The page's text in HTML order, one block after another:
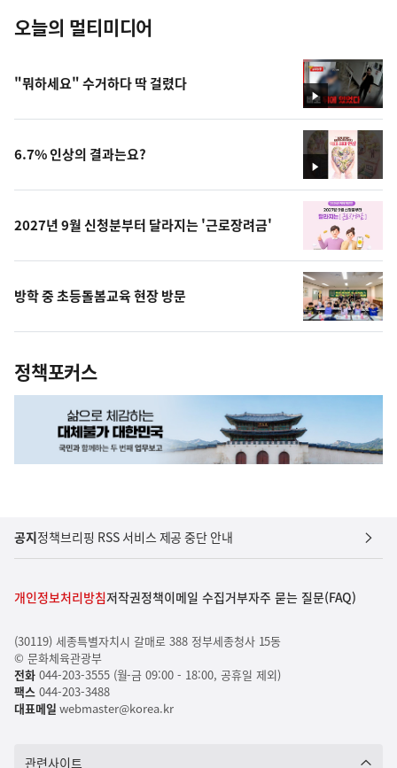
오늘의 멀티미디어
영
상
"뭐하세요" 수거하다 딱 걸렸다
영
상
6.7% 인상의 결과는요?
2027년 9월 신청분부터 달라지는 '근로장려금'
방학 중 초등돌봄교육 현장 방문
정책포커스
공지정책브리핑 RSS 서비스 제공 중단 안내
개인정보처리방침저작권정책이메일 수집거부자주 묻는 질문(FAQ)
(30119) 세종특별자치시 갈매로 388 정부세종청사 15동
© 문화체육관광부
전화044-203-3555 (월-금 09:00 - 18:00, 공휴일 제외)
팩스 044-203-3488
대표메일 webmaster@korea.kr
관련사이트